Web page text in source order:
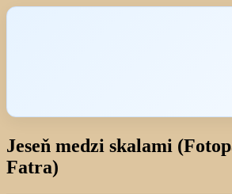
Jeseň medzi skalami
Fatra)